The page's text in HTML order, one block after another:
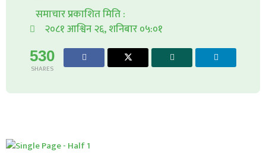
समाचार प्रकाशित मिति :
२०८१ आश्विन २६, शनिबार ०५:०१
530
SHARES